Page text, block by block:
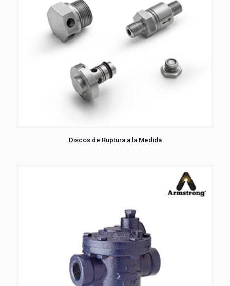
Discos de Ruptura a la Medida